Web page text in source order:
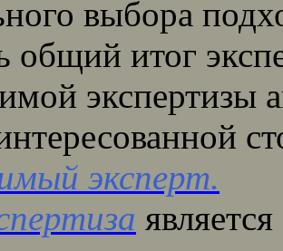
выбора
общий итог
экспертизы
эксперт.